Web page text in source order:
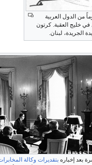
من الدول العربية
في خليج العقبة. كرتون
بعد إخباره بتقديرات وكالة